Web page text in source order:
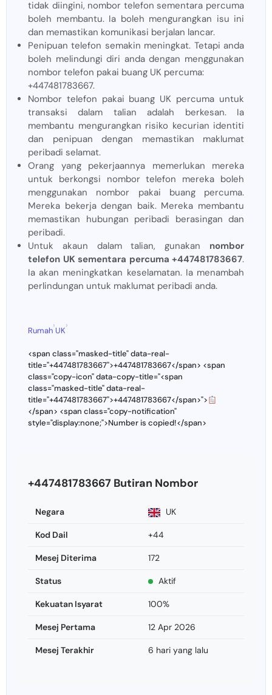
tidak diingini, nombor telefon sementara percuma
boleh membantu. Ia boleh mengurangkan isu ini
dan memastikan komunikasi berjalan lancar.
Penipuan telefon semakin meningkat. Tetapi anda
boleh melindungi diri anda dengan menggunakan
nombor telefon pakai buang UK percuma:
+447481783667.
Nombor telefon pakai buang UK percuma untuk
transaksi dalam talian adalah berkesan. Ia
membantu mengurangkan risiko kecurian identiti
dan penipuan dengan memastikan maklumat
peribadi selamat.
Orang yang pekerjaannya memerlukan mereka
untuk berkongsi nombor telefon mereka boleh
menggunakan nombor pakai buang percuma.
Mereka bekerja dengan baik. Mereka membantu
memastikan hubungan peribadi berasingan dan
peribadi.
Untuk akaun dalam talian, gunakan nombor
telefon UK sementara percuma +447481783667.
Ia akan meningkatkan keselamatan. Ia menambah
perlindungan untuk maklumat peribadi anda.
Rumah
›
UK
›
<span class="masked-title" data-real-
title="+447481783667">+447481783667</span> <span
class="copy-icon" data-copy-title="<span
class="masked-title" data-real-
title="+447481783667">+447481783667</span>">
</span> <span class="copy-notification"
style="display:none;">Number is copied!</span>
+447481783667 Butiran Nombor
Negara UK
Kod Dail +44
Mesej Diterima 172
Status Aktif
Kekuatan Isyarat 100%
Mesej Pertama 12 Apr 2026
Mesej Terakhir 6 hari yang lalu